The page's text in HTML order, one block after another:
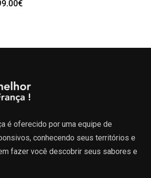
é oferecido por uma equipe de
conhecendo seus territórios e
fazer você descobrir seus sabores e